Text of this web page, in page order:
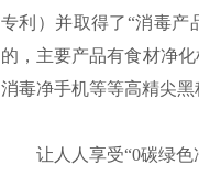
专利）并取得了“消毒产
的，主要产品有食材净
消毒净手机等等高精尖
让人人享受“0碳绿色